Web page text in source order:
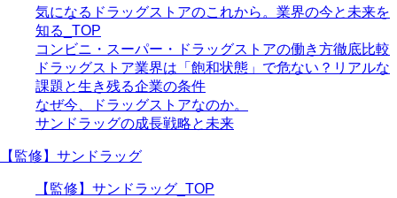
気になるドラッグストアのこれから。業界の今と未来を
知る_TOP
コンビニ・スーパー・ドラッグストアの働き方徹底比較
ドラッグストア業界は「飽和状態」で危ない？リアルな
課題と生き残る企業の条件
なぜ今、ドラッグストアなのか。
サンドラッグの成長戦略と未来
【監修】サンドラッグ
【監修】サンドラッグ_TOP